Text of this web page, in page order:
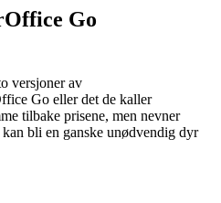
Go
versjoner av
Go eller det de kaller
tilbake prisene, men nevner
bli en ganske unødvendig dyr